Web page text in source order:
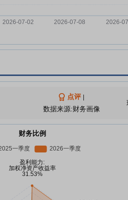
点评
数据来源:财务画像
财务比例